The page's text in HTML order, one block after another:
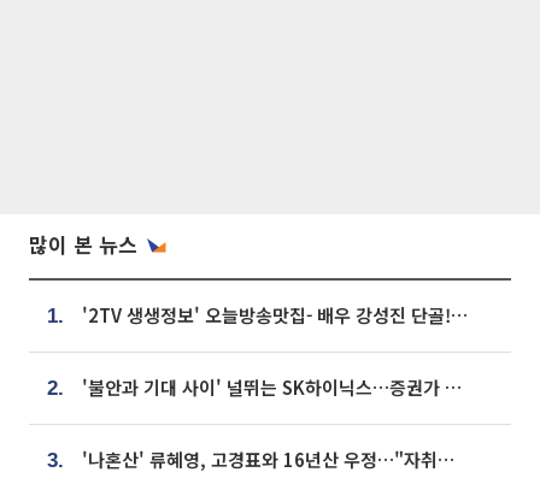
많이 본 뉴스
1. '2TV 생생정보' 오늘방송맛집- 배우 강성진 단골! 쌀국수ㆍ푸팟퐁 커리 맛집 '블○○○'
2. '불안과 기대 사이' 널뛰는 SK하이닉스…증권가 "HBM4·LTA 기반 펀터멘털 견고"
3. '나혼산' 류혜영, 고경표와 16년산 우정…"자취방서 부모님과 마주쳐"